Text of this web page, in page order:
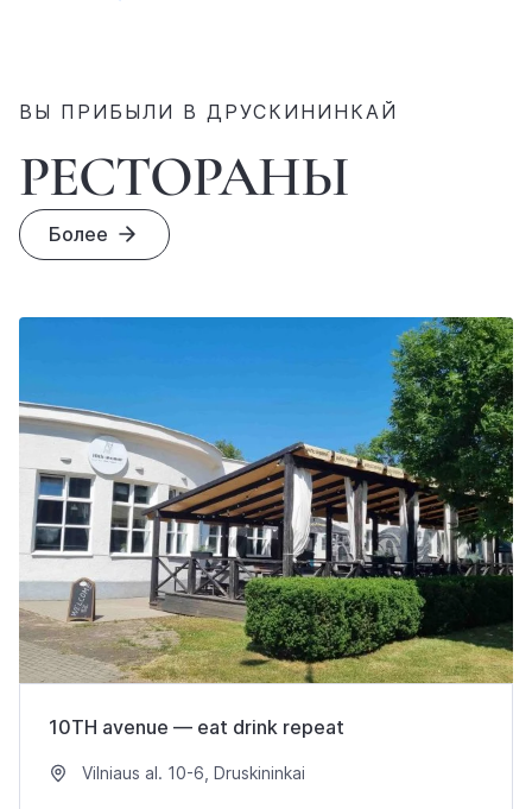
ВЫ ПРИБЫЛИ В ДРУСКИНИНКАЙ
РЕСТОРАНЫ
Более
10TH avenue — eat drink repeat
Vilniaus al. 10-6, Druskininkai